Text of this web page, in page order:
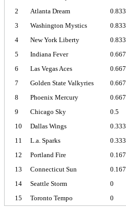
2
Atlanta Dream 0.833
3
Washington Mystics 0.833
4
New York Liberty 0.833
5
Indiana Fever 0.667
6
Las Vegas Aces 0.667
7
Golden State Valkyries 0.667
8
Phoenix Mercury 0.667
9
Chicago Sky 0.5
10
Dallas Wings 0.333
11
L.a. Sparks 0.333
12
Portland Fire 0.167
13
Connecticut Sun 0.167
14
Seattle Storm 0
15
Toronto Tempo 0